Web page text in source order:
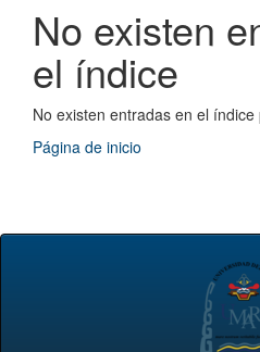
No existen
el índice
No existen entradas en el
Página de inicio